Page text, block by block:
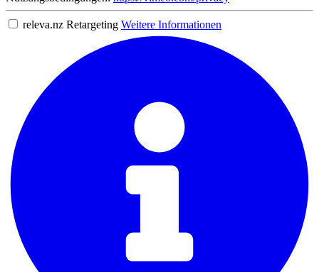
releva.nz Retargeting Weitere Informationen